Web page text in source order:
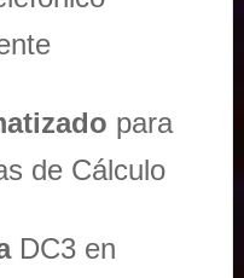
para
de Cálculo
DC3 en